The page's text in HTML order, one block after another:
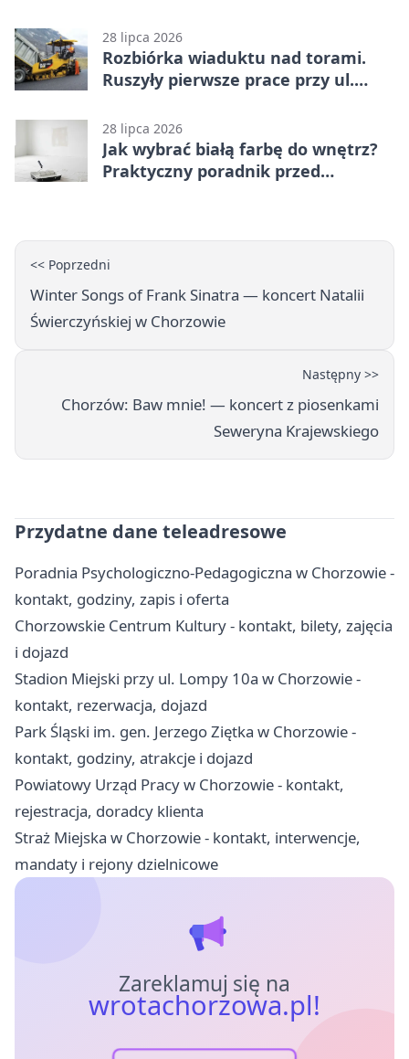
28 lipca 2026
Rozbiórka wiaduktu nad torami.
Ruszyły pierwsze prace przy ul.
28 lipca 2026
Jak wybrać białą farbę do wnętrz?
Praktyczny poradnik przed
<< Poprzedni
Winter Songs of Frank Sinatra — koncert Natalii
Świerczyńskiej w Chorzowie
Następny >>
Chorzów: Baw mnie! — koncert z piosenkami
Seweryna Krajewskiego
Przydatne dane teleadresowe
Poradnia Psychologiczno-Pedagogiczna w Chorzowie -
kontakt, godziny, zapis i oferta
Chorzowskie Centrum Kultury - kontakt, bilety, zajęcia
i dojazd
Stadion Miejski przy ul. Lompy 10a w Chorzowie -
kontakt, rezerwacja, dojazd
Park Śląski im. gen. Jerzego Ziętka w Chorzowie -
kontakt, godziny, atrakcje i dojazd
Powiatowy Urząd Pracy w Chorzowie - kontakt,
rejestracja, doradcy klienta
Straż Miejska w Chorzowie - kontakt, interwencje,
mandaty i rejony dzielnicowe
Zareklamuj się na
wrotachorzowa.pl!